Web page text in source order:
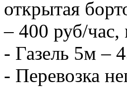
открытая
– 400 руб/
- Газель 5м –
- Перевозка